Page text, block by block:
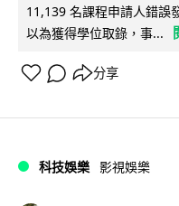
11,139 名課程申請人錯誤
以為獲得學位取錄，事...
分享
科技娛樂 影視娛樂